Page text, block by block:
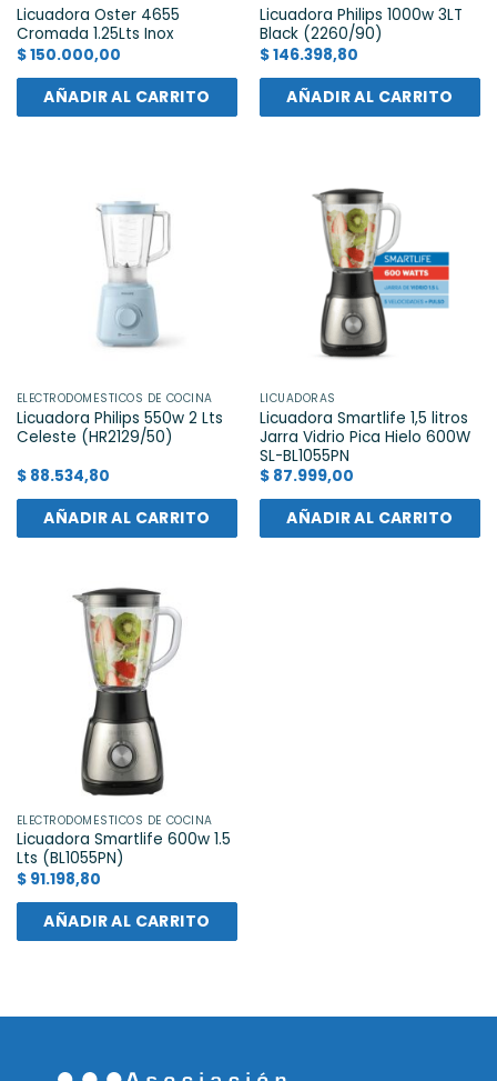
Licuadora Oster 4655
Cromada 1.25Lts Inox
$150.000,00
AÑADIR AL CARRITO
Licuadora Philips 1000w 3LT
Black (2260/90)
$146.398,80
AÑADIR AL CARRITO
ELECTRODOMÉSTICOS DE COCINA
Licuadora Philips 550w 2 Lts
Celeste (HR2129/50)
$88.534,80
AÑADIR AL CARRITO
LICUADORAS
Licuadora Smartlife 1,5 litros
Jarra Vidrio Pica Hielo 600W
SL-BL1055PN
$87.999,00
AÑADIR AL CARRITO
ELECTRODOMÉSTICOS DE COCINA
Licuadora Smartlife 600w 1.5
Lts (BL1055PN)
$91.198,80
AÑADIR AL CARRITO